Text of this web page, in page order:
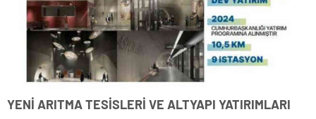
YENİ ARITMA TESİSLERİ VE ALTYAPI YATIRIMLARI